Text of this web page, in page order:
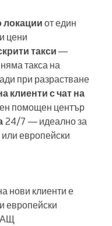
локации от един
цени
такси —
такса на
при разрастване
клиенти с чат на
помощен център
24/7 — идеално за
европейски
нови клиенти е
европейски